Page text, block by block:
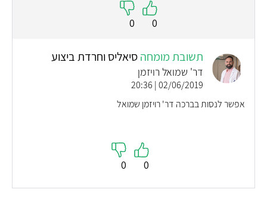
0
0
תשובת מומחהסיאליס וחרדת ביצוע
דר' שמואל רויזמן
02/06/2019 | 20:36
אפשר לנסות בברכה דר' רויזמן שמואל
0
0